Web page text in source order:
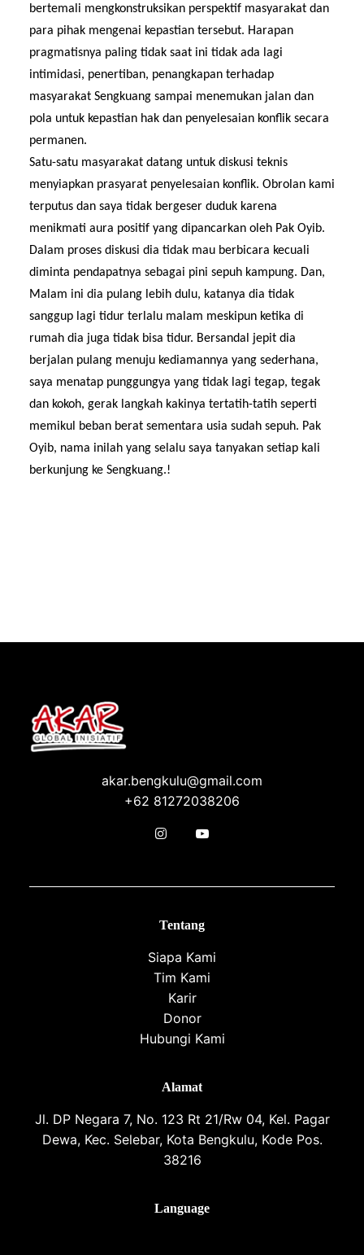
bertemali mengkonstruksikan perspektif masyarakat dan
para pihak mengenai kepastian tersebut. Harapan
pragmatisnya paling tidak saat ini tidak ada lagi
intimidasi, penertiban, penangkapan terhadap
masyarakat Sengkuang sampai menemukan jalan dan
pola untuk kepastian hak dan penyelesaian konflik secara
permanen.
Satu-satu masyarakat datang untuk diskusi teknis
menyiapkan prasyarat penyelesaian konflik. Obrolan kami
terputus dan saya tidak bergeser duduk karena
menikmati aura positif yang dipancarkan oleh Pak Oyib.
Dalam proses diskusi dia tidak mau berbicara kecuali
diminta pendapatnya sebagai pini sepuh kampung. Dan,
Malam ini dia pulang lebih dulu, katanya dia tidak
sanggup lagi tidur terlalu malam meskipun ketika di
rumah dia juga tidak bisa tidur. Bersandal jepit dia
berjalan pulang menuju kediamannya yang sederhana,
saya menatap punggungya yang tidak lagi tegap, tegak
dan kokoh, gerak langkah kakinya tertatih-tatih seperti
memikul beban berat sementara usia sudah sepuh. Pak
Oyib, nama inilah yang selalu saya tanyakan setiap kali
berkunjung ke Sengkuang.!
akar.bengkulu@gmail.com
+62 81272038206
Tentang
Siapa Kami
Tim Kami
Karir
Donor
Hubungi Kami
Alamat
Jl. DP Negara 7, No. 123 Rt 21/Rw 04, Kel. Pagar
Dewa, Kec. Selebar, Kota Bengkulu, Kode Pos.
38216
Language